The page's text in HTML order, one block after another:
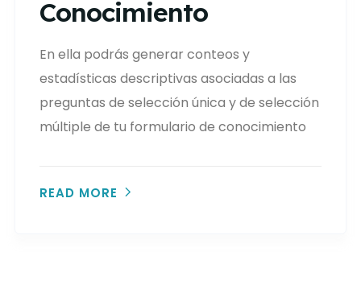
Conocimiento
En ella podrás generar conteos y
estadísticas descriptivas asociadas a las
preguntas de selección única y de selección
múltiple de tu formulario de conocimiento
READ MORE